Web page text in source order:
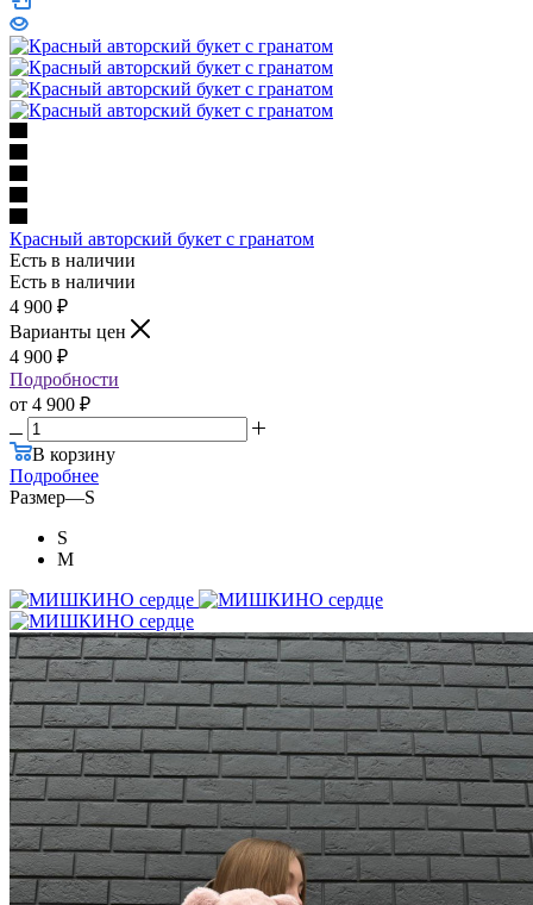
Красный авторский букет с гранатом
Есть в наличии
Есть в наличии
4 900 ₽
Варианты цен
4 900 ₽
Подробности
от 4 900 ₽
В корзину
Подробнее
Размер—S
S
M